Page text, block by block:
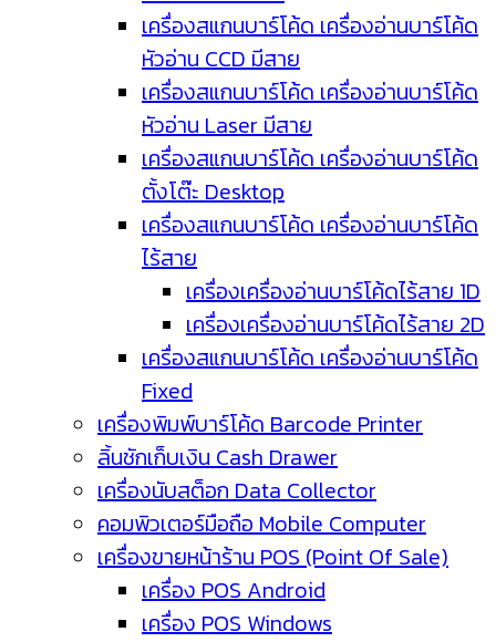
เครื่องสแกนบาร์โค้ด เครื่องอ่านบาร์โค้ด
หัวอ่าน CCD มีสาย
เครื่องสแกนบาร์โค้ด เครื่องอ่านบาร์โค้ด
หัวอ่าน Laser มีสาย
เครื่องสแกนบาร์โค้ด เครื่องอ่านบาร์โค้ด
ตั้งโต๊ะ Desktop
เครื่องสแกนบาร์โค้ด เครื่องอ่านบาร์โค้ด
ไร้สาย
เครื่องเครื่องอ่านบาร์โค้ดไร้สาย 1D
เครื่องเครื่องอ่านบาร์โค้ดไร้สาย 2D
เครื่องสแกนบาร์โค้ด เครื่องอ่านบาร์โค้ด
Fixed
เครื่องพิมพ์บาร์โค้ด Barcode Printer
ลิ้นชักเก็บเงิน Cash Drawer
เครื่องนับสต็อก Data Collector
คอมพิวเตอร์มือถือ Mobile Computer
เครื่องขายหน้าร้าน POS (Point Of Sale)
เครื่อง POS Android
เครื่อง POS Windows